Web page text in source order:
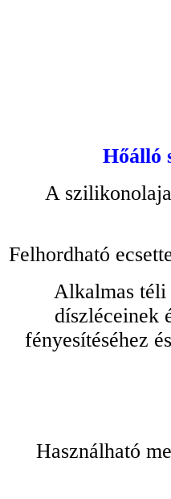
Hőálló
A
Felhordható
Alkalmas téli
díszléceinek
fényesítéséhez
Használható